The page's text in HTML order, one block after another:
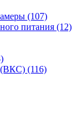
(107)
питания (12)
(ВКС) (116)